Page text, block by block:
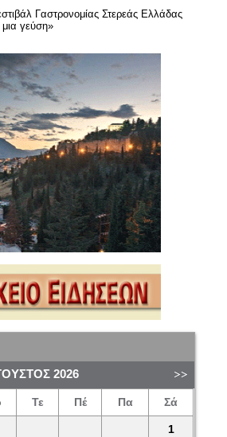
Γαστρονομίας Στερεάς Ελλάδας
γεύση»
2026
Τε Πέ Πα Σά
1